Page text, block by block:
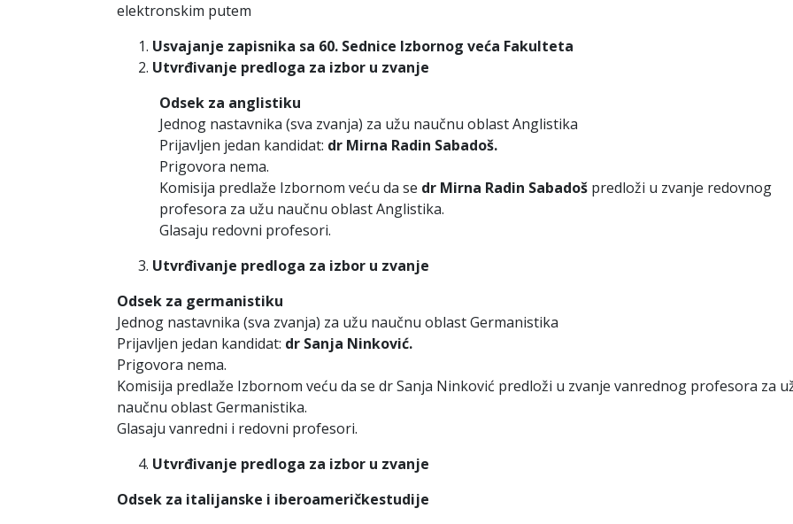
elektronskim putem
Usvajanje zapisnika sa 60. Sednice Izbornog veća Fakulteta
Utvrđivanje predloga za izbor u zvanje
Odsek za anglistiku
Jednog nastavnika (sva zvanja) za užu naučnu oblast Anglistika
Prijavljen jedan kandidat: dr Mirna Radin Sabadoš.
Prigovora nema.
Komisija predlaže Izbornom veću da se dr Mirna Radin Sabadoš predloži u zvanje redovnog
profesora za užu naučnu oblast Anglistika.
Glasaju redovni profesori.
Utvrđivanje predloga za izbor u zvanje
Odsek za germanistiku
Jednog nastavnika (sva zvanja) za užu naučnu oblast Germanistika
Prijavljen jedan kandidat: dr Sanja Ninković.
Prigovora nema.
Komisija predlaže Izbornom veću da se dr Sanja Ninković predloži u zvanje vanrednog profesora za
naučnu oblast Germanistika.
Glasaju vanredni i redovni profesori.
Utvrđivanje predloga za izbor u zvanje
Odsek za italijanske i iberoameričkestudije